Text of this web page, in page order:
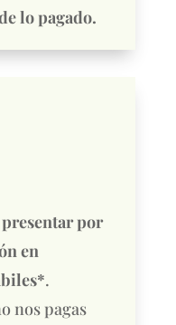
lo pagado.
presentar por
en
.
nos pagas